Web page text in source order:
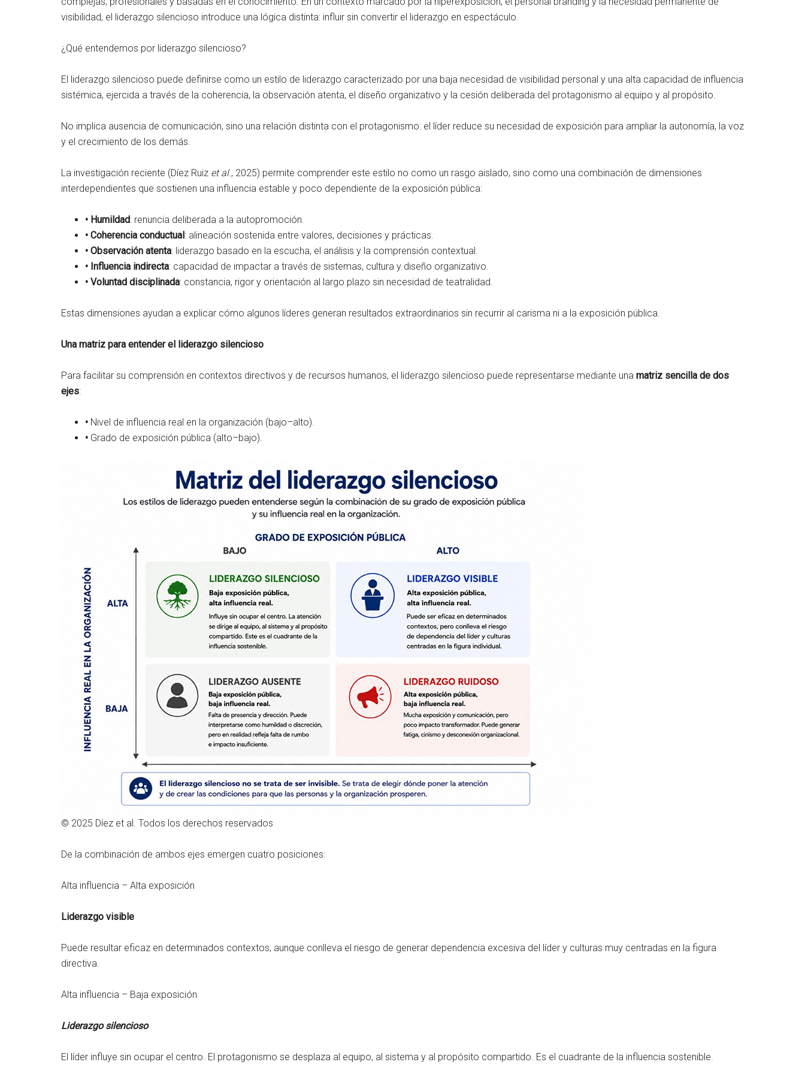
visibilidad, el liderazgo silencioso introduce una lógica distinta: influir sin convertir el liderazgo en espectáculo.
¿Qué entendemos por liderazgo silencioso?
El liderazgo silencioso puede definirse como un estilo de liderazgo caracterizado por una baja necesidad de visibilidad personal y una alta capacidad de influencia
sistémica, ejercida a través de la coherencia, la observación atenta, el diseño organizativo y la cesión deliberada del protagonismo al equipo y al propósito.
No implica ausencia de comunicación, sino una relación distinta con el protagonismo: el líder reduce su necesidad de exposición para ampliar la autonomía, la voz
y el crecimiento de los demás.
La investigación reciente (Díez Ruiz et al., 2025) permite comprender este estilo no como un rasgo aislado, sino como una combinación de dimensiones
interdependientes que sostienen una influencia estable y poco dependiente de la exposición pública:
• Humildad: renuncia deliberada a la autopromoción.
• Coherencia conductual: alineación sostenida entre valores, decisiones y prácticas.
• Observación atenta: liderazgo basado en la escucha, el análisis y la comprensión contextual.
• Influencia indirecta: capacidad de impactar a través de sistemas, cultura y diseño organizativo.
• Voluntad disciplinada: constancia, rigor y orientación al largo plazo sin necesidad de teatralidad.
Estas dimensiones ayudan a explicar cómo algunos líderes generan resultados extraordinarios sin recurrir al carisma ni a la exposición pública.
Una matriz para entender el liderazgo silencioso
Para facilitar su comprensión en contextos directivos y de recursos humanos, el liderazgo silencioso puede representarse mediante una matriz sencilla de dos
ejes:
• Nivel de influencia real en la organización (bajo–alto).
• Grado de exposición pública (alto–bajo).
© 2025 Díez et al. Todos los derechos reservados
De la combinación de ambos ejes emergen cuatro posiciones:
Alta influencia – Alta exposición
Liderazgo visible
Puede resultar eficaz en determinados contextos, aunque conlleva el riesgo de generar dependencia excesiva del líder y culturas muy centradas en la figura
directiva.
Alta influencia – Baja exposición
Liderazgo silencioso
El líder influye sin ocupar el centro. El protagonismo se desplaza al equipo, al sistema y al propósito compartido. Es el cuadrante de la influencia sostenible.